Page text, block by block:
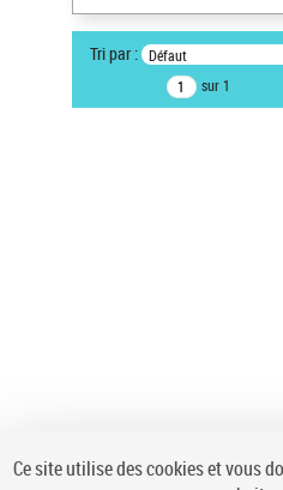
Type de notice d'autorité
Tri par : Défaut
sur 1
Ce site utilise des cookies et vous